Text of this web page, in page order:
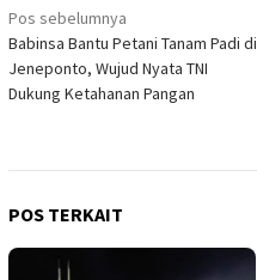
Navigasi
pos
Pos sebelumnya
Babinsa Bantu Petani Tanam Padi di
Jeneponto, Wujud Nyata TNI
Dukung Ketahanan Pangan
POS TERKAIT